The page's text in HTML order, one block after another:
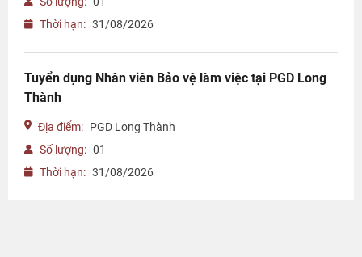
Thời hạn: 31/08/2026
Tuyển dụng Nhân viên Bảo vệ làm việc tại PGD Long
Thành
Địa điểm: PGD Long Thành
Số lượng: 01
Thời hạn: 31/08/2026